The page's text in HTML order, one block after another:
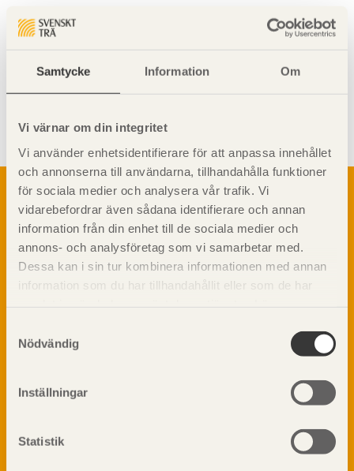
Samtycke Information Om
Vi värnar om din integritet
Vi använder enhetsidentifierare för att anpassa innehållet
och annonserna till användarna, tillhandahålla funktioner
för sociala medier och analysera vår trafik. Vi
vidarebefordrar även sådana identifierare och annan
information från din enhet till de sociala medier och
annons- och analysföretag som vi samarbetar med.
Dessa kan i sin tur kombinera informationen med annan
information som du har tillhandahållit eller som de har
Nödvändig
Inställningar
Statistik
Om trä
Materialet trä
Skogsbruk
Barrträdets uppbyggnad
Träets egenskaper och kvalitet
Kemisk behandling
Fakta om Limträ
Fukt
Ljud
TräGuiden är den digitala handboken för trä och
materialet trä samt instruktioner för byggande
med trä.
Prenumerera på TräGuidens nyhetsbrev!